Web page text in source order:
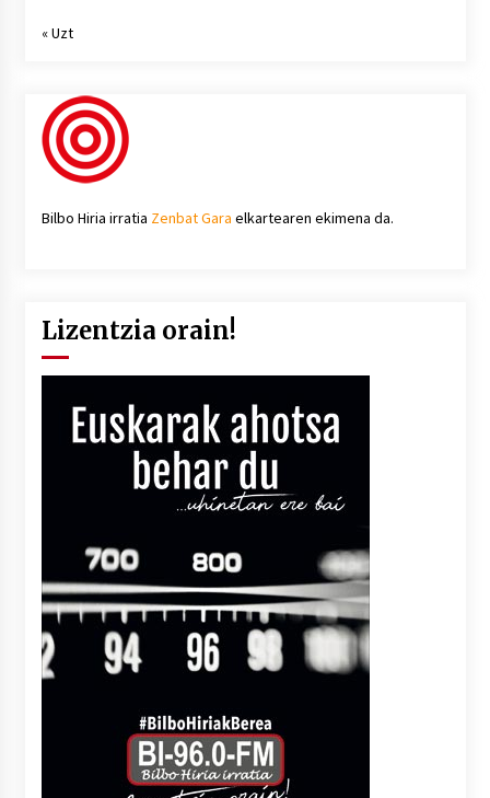
« Uzt
Bilbo Hiria irratia Zenbat Gara elkartearen ekimena da.
Lizentzia orain!